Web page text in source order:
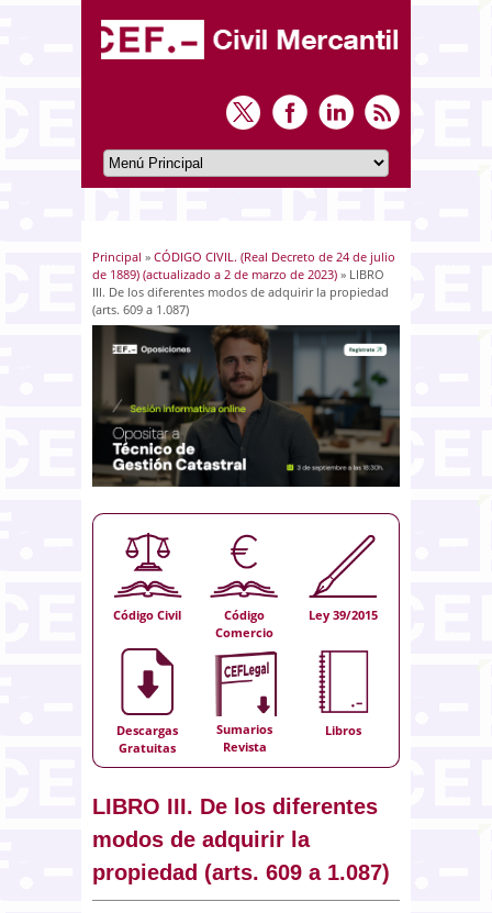
Usted está aquí
Principal » CÓDIGO CIVIL. (Real Decreto de 24 de julio
de 1889) (actualizado a 2 de marzo de 2023) » LIBRO
III. De los diferentes modos de adquirir la propiedad
(arts. 609 a 1.087)
Código Civil
Código
Comercio
Ley 39/2015
Descargas
Gratuitas
Sumarios
Revista
Libros
LIBRO III. De los diferentes
modos de adquirir la
propiedad (arts. 609 a 1.087)